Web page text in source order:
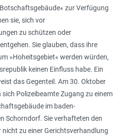
zur Verfügung
sie, sich vor
zu schützen oder
Sie glauben, dass ihre
»Hoheitsgebiet« werden würden,
keinen Einfluss habe. Ein
das Gegenteil. Am 30. Oktober
Polizeibeamte Zugang zu einem
im baden-
Schorndorf. Sie verhafteten den
nicht zu einer Gerichtsverhandlung